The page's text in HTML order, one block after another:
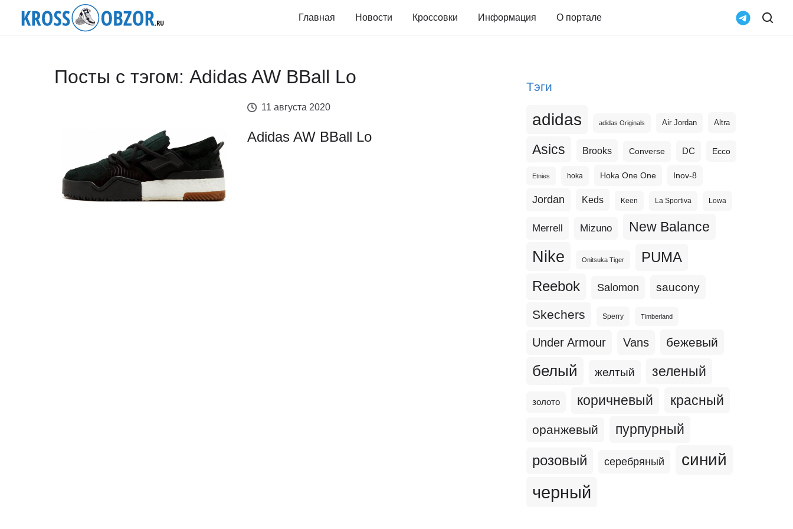
Главная Новости Кроссовки Информация О портале
Посты с тэгом: Adidas AW BBall Lo
11 августа 2020
Adidas AW BBall Lo
Тэги
adidas adidas Originals Air Jordan Altra
Asics Brooks Converse DC Ecco
Etnies hoka Hoka One One Inov-8
Jordan Keds Keen La Sportiva Lowa
Merrell Mizuno New Balance
Nike Onitsuka Tiger PUMA
Reebok Salomon saucony
Skechers Sperry Timberland
Under Armour Vans бежевый
белый желтый зеленый
золото коричневый красный
оранжевый пурпурный
розовый серебряный синий
черный